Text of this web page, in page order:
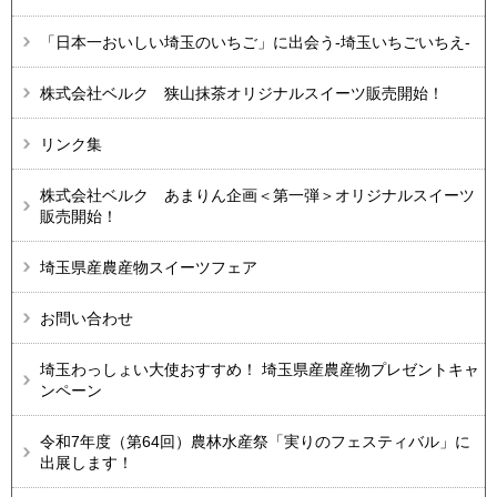
「日本一おいしい埼玉のいちご」に出会う-埼玉いちごいちえ-
株式会社ベルク 狭山抹茶オリジナルスイーツ販売開始！
リンク集
株式会社ベルク あまりん企画＜第一弾＞オリジナルスイーツ
販売開始！
埼玉県産農産物スイーツフェア
お問い合わせ
埼玉わっしょい大使おすすめ！ 埼玉県産農産物プレゼントキャ
ンペーン
令和7年度（第64回）農林水産祭「実りのフェスティバル」に
出展します！